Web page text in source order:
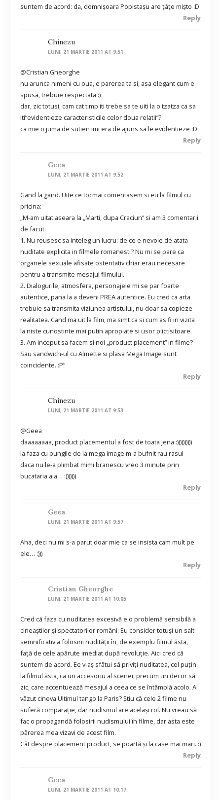
suntem de acord: da, domnișoara Popistașu are țâțe mișto :D
Reply
Chinezu
LUNI, 21 MARTIE 2011 AT 9:51
@Cristian Gheorghe
nu arunca nimeni cu oua, e parerea ta si, asa elegant cum e
spusa, trebuie respectata :)
dar, zic totusi, cam cat timp iti trebe sa te uiti la o tzatza ca sa
iti”evidentieze caracteristicile celor doua relatii”?
ca mie o juma de sutien imi era de ajuns sa le evidentieze :D
Reply
Geea
LUNI, 21 MARTIE 2011 AT 9:52
Gand la gand. Uite ce tocmai comentasem si eu la filmul cu
pricina:
„M-am uitat aseara la „Marti, dupa Craciun” si am 3 comentarii
de facut:
1. Nu reusesc sa inteleg un lucru: de ce e nevoie de atata
nuditate explicita in filmele romanesti? Nu mi se pare ca
organele sexuale afisate ostentativ chiar erau necesare
pentru a transmite mesajul filmului.
2. Dialogurile, atmosfera, personajele mi se par foarte
autentice, pana la a deveni PREA autentice. Eu cred ca arta
trebuie sa transmita viziunea artistului, nu doar sa copieze
realitatea. Cand ma uit la film, ma simt ca si cum as fi in vizita
la niste cunostinte mai putin apropiate si usor plictisitoare.
3. Am inceput sa facem si noi „product placement” in filme?
Sau sandwich-ul cu Almette si plasa Mega Image sunt
coincidente. :P”
Reply
Chinezu
LUNI, 21 MARTIE 2011 AT 9:53
@Geea
daaaaaaaa, product placementul a fost de toata jena :))))))))))
la faza cu pungile de la mega image m-a bufnit rau rasul
daca nu le-a plimbat mimi branescu vreo 3 minute prin
bucataria aia… :)))))))
Reply
Geea
LUNI, 21 MARTIE 2011 AT 9:57
Aha, deci nu mi s-a parut doar mie ca se insista cam mult pe
ele… :)))
Reply
Cristian Gheorghe
LUNI, 21 MARTIE 2011 AT 10:05
Cred că faza cu nuditatea excesivă e o problemă sensibilă a
cineaștilor și spectatorilor români. Eu consider totuși un salt
semnificativ a folosirii nudității în, de exemplu filmul ăsta,
față de cele apărute imediat după revoluție. Aici cred că
suntem de acord. Ee v-aș sfătui să priviți nuditatea, cel puțin
la filmul ăsta, ca un accesoriu al scenei, precum un decor să
zic, care accentuează mesajul a ceea ce se întâmplă acolo. A
văzut cineva Ultimul tango la Paris? Știu că cele 2 filme nu
suferă comparație, dar nudismul are același rol. Nu vreau să
fac o propagandă folosirii nudismului în filme, dar asta este
părerea mea vizavi de acest film.
Cât despre placement product, se poartă și la case mai mari. :)
Reply
Geea
LUNI, 21 MARTIE 2011 AT 10:17